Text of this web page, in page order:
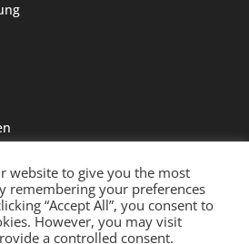
website to give you the most
remembering your preferences
“Accept All”, you consent to
However, you may visit
a controlled consent.